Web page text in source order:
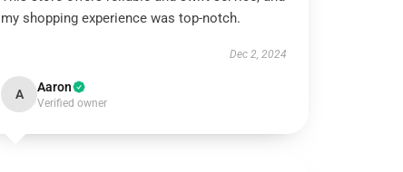
my shopping experience was top-notch.
Dec 2, 2024
A Aaron
Verified owner